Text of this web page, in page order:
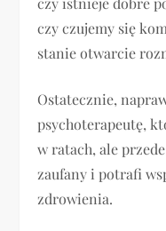
czy czujemy się
stanie otwarcie
Ostatecznie,
psychoterapeutę,
w ratach, ale
zaufany i potrafi
zdrowienia.